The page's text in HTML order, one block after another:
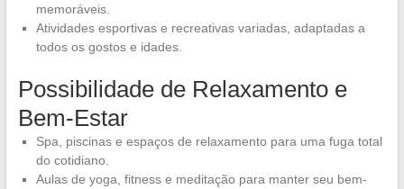
memoráveis.
Atividades esportivas e recreativas variadas, adaptadas a
todos os gostos e idades.
Possibilidade de Relaxamento e
Bem-Estar
Spa, piscinas e espaços de relaxamento para uma fuga total
do cotidiano.
Aulas de yoga, fitness e meditação para manter seu bem-